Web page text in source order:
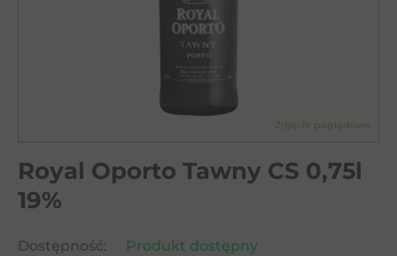
Royal Oporto Tawny CS 0,75l
19%
Dostępność:
Produkt dostępny